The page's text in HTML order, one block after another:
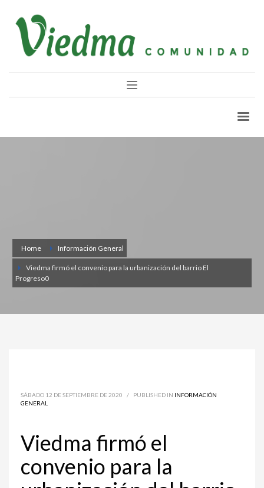
Home Información General
Viedma firmó el convenio para la urbanización del barrio El
Progreso0
SÁBADO 12 DE SEPTIEMBRE DE 2020 / PUBLISHED IN INFORMACIÓN
GENERAL
Viedma firmó el
convenio para la